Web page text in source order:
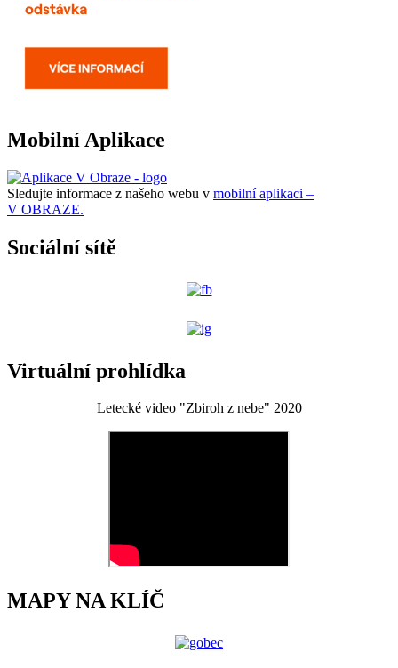
Mobilní Aplikace
Sledujte informace z našeho webu v mobilní aplikaci –
V OBRAZE.
Sociální sítě
Virtuální prohlídka
Letecké video "Zbiroh z nebe" 2020
MAPY NA KLÍČ